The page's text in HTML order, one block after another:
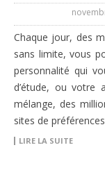
Chaque jour, des
sans limite, vous
personnalité qui
d’étude, ou votre
mélange, des
sites de
LIRE LA SUITE